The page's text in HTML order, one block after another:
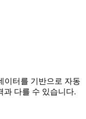
이터를 기반으로 자동
과 다를 수 있습니다.